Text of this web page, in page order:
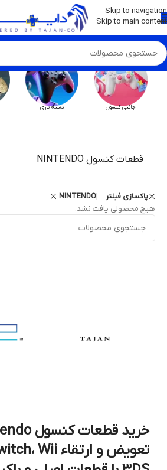
Skip to navigation
Skip to main content
💡برچسب و اسکین کنسول ها بروز شد . . . اینجا کیک کن !
جانبی کنسول دسته بازی
قطعات کنسول NINTENDO
پاکسازی فیلتر NINTENDO
هیچ محصولی یافت نشد.